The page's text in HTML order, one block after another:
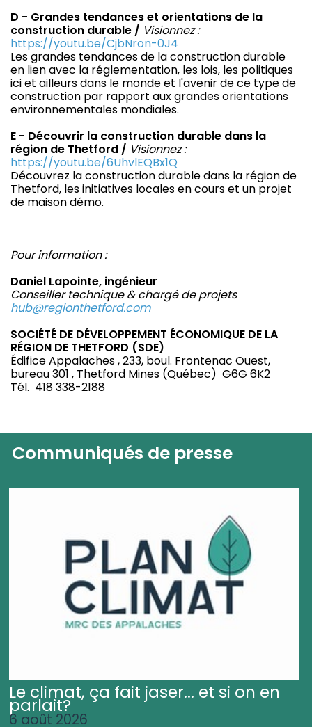
D - Grandes tendances et orientations de la
construction durable / Visionnez :
https://youtu.be/CjbNron-0J4
Les grandes tendances de la construction durable
en lien avec la réglementation, les lois, les politiques
ici et ailleurs dans le monde et l'avenir de ce type de
construction par rapport aux grandes orientations
environnementales mondiales.
E - Découvrir la construction durable dans la
région de Thetford / Visionnez :
https://youtu.be/6UhvlEQBx1Q
Découvrez la construction durable dans la région de
Thetford, les initiatives locales en cours et un projet
de maison démo.
Pour information :
Daniel Lapointe, ingénieur
Conseiller technique & chargé de projets
hub@regionthetford.com
SOCIÉTÉ DE DÉVELOPPEMENT ÉCONOMIQUE DE LA
RÉGION DE THETFORD (SDE)
Édifice Appalaches , 233, boul. Frontenac Ouest,
bureau 301 , Thetford Mines (Québec) G6G 6K2
Tél. 418 338-2188
Communiqués de presse
Le climat, ça fait jaser... et si on en
parlait?
6 août 2026